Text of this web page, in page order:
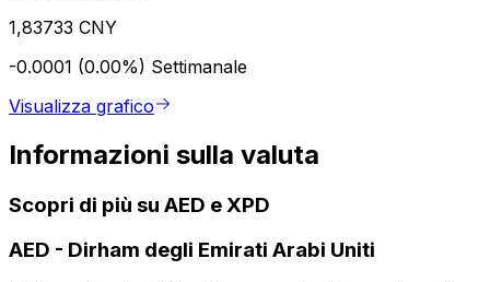
1,83733 CNY
-0.0001 (0.00%) Settimanale
Visualizza grafico
Informazioni sulla valuta
Scopri di più su AED e XPD
AED - Dirham degli Emirati Arabi Uniti